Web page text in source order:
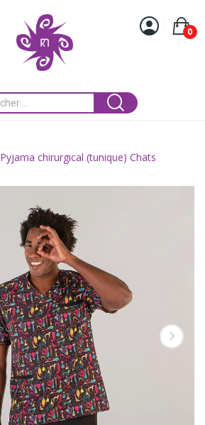
0
Pyjama chirurgical (tunique) Chats